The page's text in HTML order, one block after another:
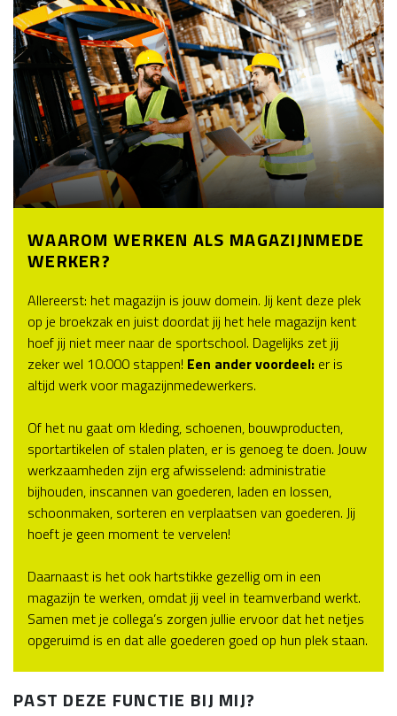
WAAROM WERKEN ALS MAGAZIJNMEDE
WERKER?
Allereerst: het magazijn is jouw domein. Jij kent deze plek
op je broekzak en juist doordat jij het hele magazijn kent
hoef jij niet meer naar de sportschool. Dagelijks zet jij
zeker wel 10.000 stappen! Een ander voordeel: er is
altijd werk voor magazijnmedewerkers.
Of het nu gaat om kleding, schoenen, bouwproducten,
sportartikelen of stalen platen, er is genoeg te doen. Jouw
werkzaamheden zijn erg afwisselend: administratie
bijhouden, inscannen van goederen, laden en lossen,
schoonmaken, sorteren en verplaatsen van goederen. Jij
hoeft je geen moment te vervelen!
Daarnaast is het ook hartstikke gezellig om in een
magazijn te werken, omdat jij veel in teamverband werkt.
Samen met je collega’s zorgen jullie ervoor dat het netjes
opgeruimd is en dat alle goederen goed op hun plek staan.
PAST DEZE FUNCTIE BIJ MIJ?